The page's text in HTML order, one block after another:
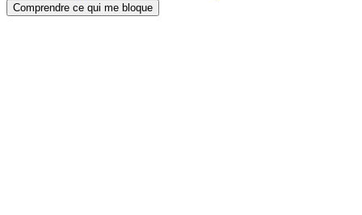
Comprendre ce qui me bloque